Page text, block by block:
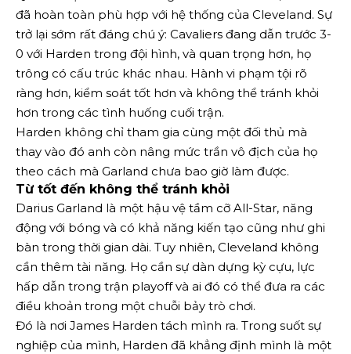
đã hoàn toàn phù hợp với hệ thống của Cleveland. Sự
trở lại sớm rất đáng chú ý: Cavaliers đang dẫn trước 3-
0 với Harden trong đội hình, và quan trọng hơn, họ
trông có cấu trúc khác nhau. Hành vi phạm tội rõ
ràng hơn, kiểm soát tốt hơn và không thể tránh khỏi
hơn trong các tình huống cuối trận.
Harden không chỉ tham gia cùng một đối thủ mà
thay vào đó anh còn nâng mức trần vô địch của họ
theo cách mà Garland chưa bao giờ làm được.
Từ tốt đến không thể tránh khỏi
Darius Garland là một hậu vệ tầm cỡ All-Star, năng
động với bóng và có khả năng kiến ​​tạo cũng như ghi
bàn trong thời gian dài. Tuy nhiên, Cleveland không
cần thêm tài năng. Họ cần sự dàn dựng kỳ cựu, lực
hấp dẫn trong trận playoff và ai đó có thể đưa ra các
điều khoản trong một chuỗi bảy trò chơi.
Đó là nơi James Harden tách mình ra. Trong suốt sự
nghiệp của mình, Harden đã khẳng định mình là một